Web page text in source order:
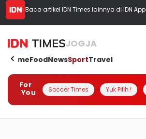
Baca artikel IDN Times lainnya di IDN App
JOGJA
HomeFoodNewsSportTravel
For
You
Soccer Times Yuk Pilih !